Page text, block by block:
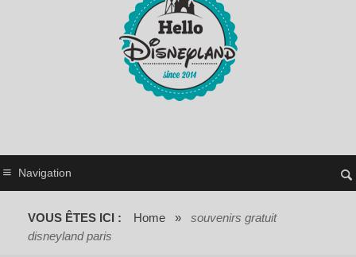
Navigation
VOUS ÊTES ICI : Home »
souvenirs gratuit
disneyland paris